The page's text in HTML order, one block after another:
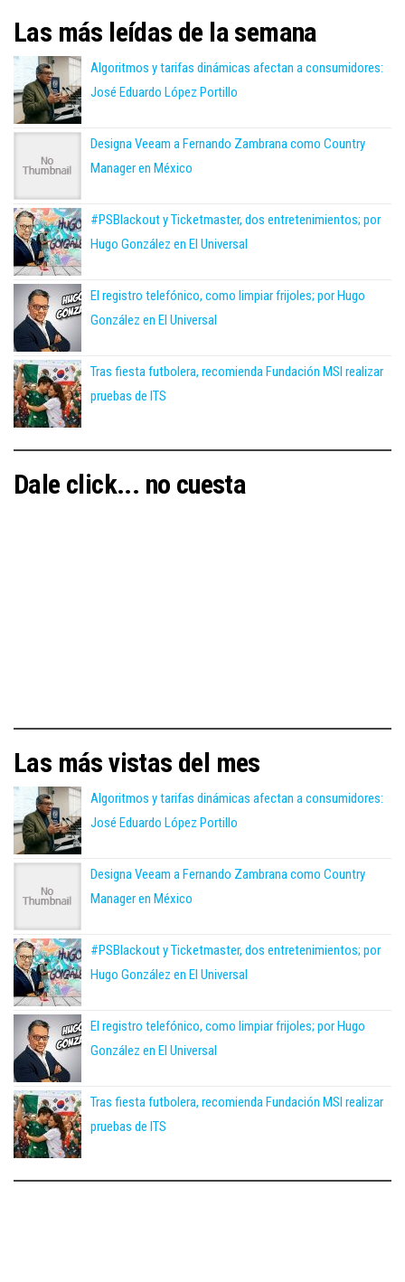
Las más leídas de la semana
Algoritmos y tarifas dinámicas afectan a consumidores:
José Eduardo López Portillo
Designa Veeam a Fernando Zambrana como Country
Manager en México
#PSBlackout y Ticketmaster, dos entretenimientos; por
Hugo González en El Universal
El registro telefónico, como limpiar frijoles; por Hugo
González en El Universal
Tras fiesta futbolera, recomienda Fundación MSI realizar
pruebas de ITS
Dale click... no cuesta
Las más vistas del mes
Algoritmos y tarifas dinámicas afectan a consumidores:
José Eduardo López Portillo
Designa Veeam a Fernando Zambrana como Country
Manager en México
#PSBlackout y Ticketmaster, dos entretenimientos; por
Hugo González en El Universal
El registro telefónico, como limpiar frijoles; por Hugo
González en El Universal
Tras fiesta futbolera, recomienda Fundación MSI realizar
pruebas de ITS